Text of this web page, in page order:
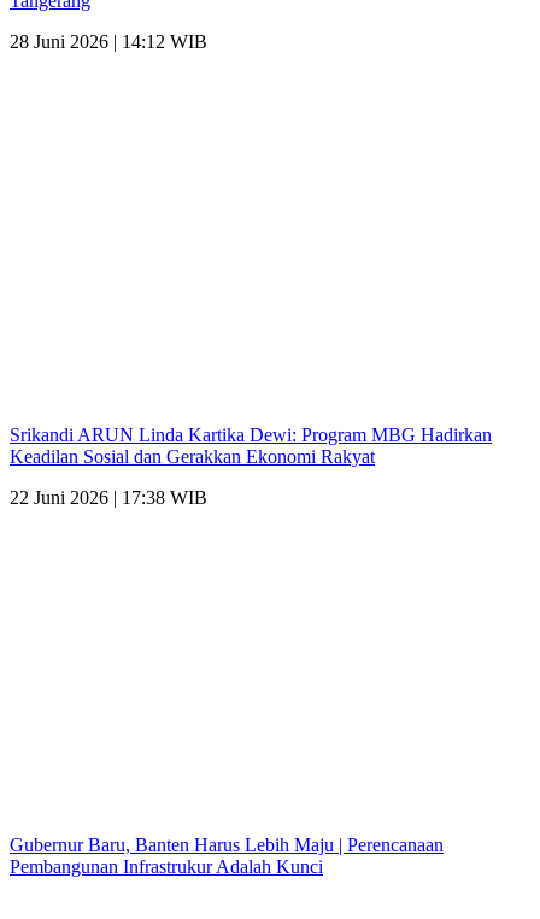
28 Juni 2026 | 14:12 WIB
Srikandi ARUN Linda Kartika Dewi: Program MBG Hadirkan
Keadilan Sosial dan Gerakkan Ekonomi Rakyat
22 Juni 2026 | 17:38 WIB
Gubernur Baru, Banten Harus Lebih Maju | Perencanaan
Pembangunan Infrastrukur Adalah Kunci